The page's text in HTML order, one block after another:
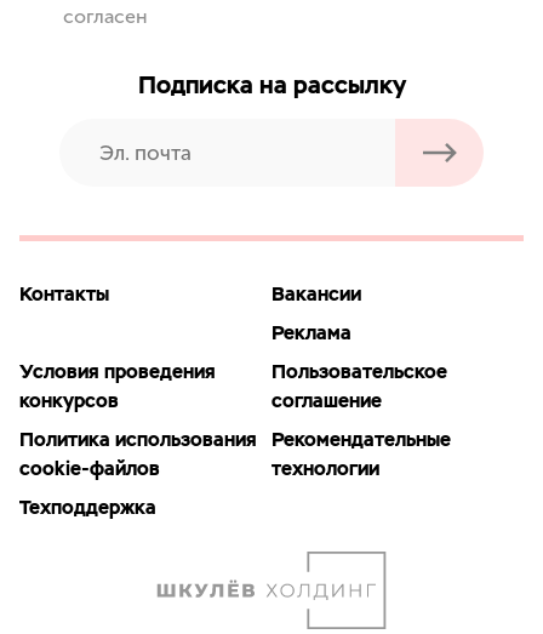
согласен
Подписка на рассылку
Контакты
Вакансии
Реклама
Условия проведения
конкурсов
Пользовательское
соглашение
Политика использования
cookie-файлов
Рекомендательные
технологии
Техподдержка